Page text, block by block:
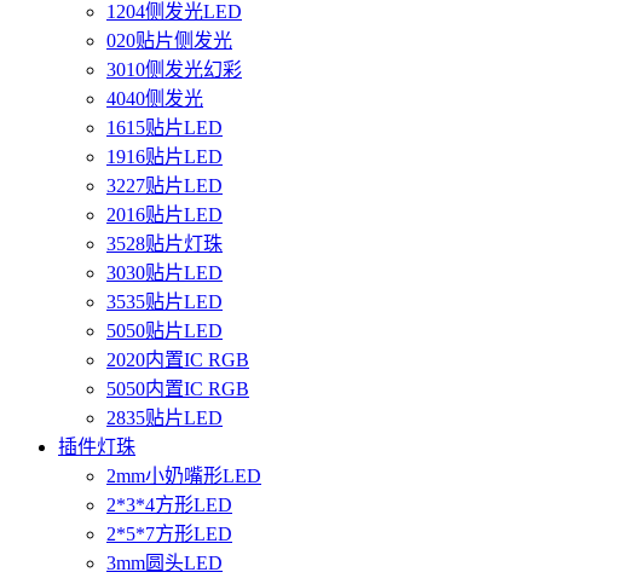
1204侧发光LED
020贴片侧发光
3010侧发光幻彩
4040侧发光
1615贴片LED
1916贴片LED
3227贴片LED
2016贴片LED
3528贴片灯珠
3030贴片LED
3535贴片LED
5050贴片LED
2020内置IC RGB
5050内置IC RGB
2835贴片LED
插件灯珠
2mm小奶嘴形LED
2*3*4方形LED
2*5*7方形LED
3mm圆头LED